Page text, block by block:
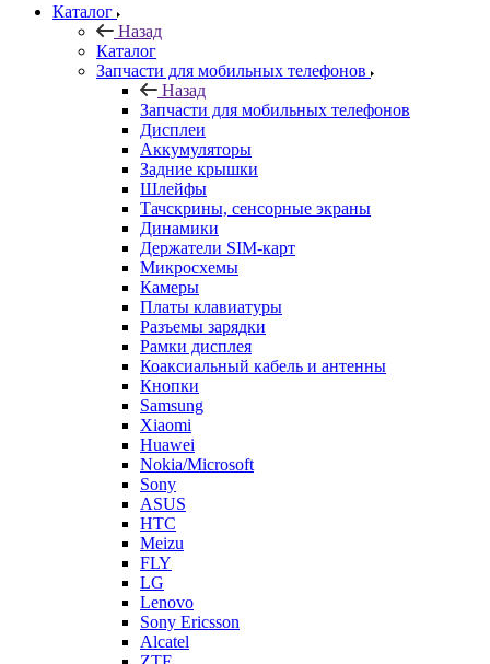
Каталог
Назад
Каталог
Запчасти для мобильных телефонов
Назад
Запчасти для мобильных телефонов
Дисплеи
Аккумуляторы
Задние крышки
Шлейфы
Тачскрины, сенсорные экраны
Динамики
Держатели SIM-карт
Микросхемы
Камеры
Платы клавиатуры
Разъемы зарядки
Рамки дисплея
Коаксиальный кабель и антенны
Кнопки
Samsung
Xiaomi
Huawei
Nokia/Microsoft
Sony
ASUS
HTC
Meizu
FLY
LG
Lenovo
Sony Ericsson
Alcatel